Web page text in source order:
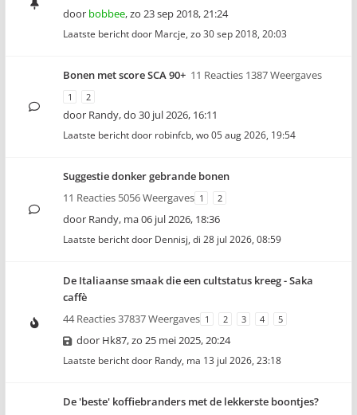
door bobbee,zo 23 sep 2018, 21:24
Laatste bericht door Marcje, zo 30 sep 2018, 20:03
Bonen met score SCA 90+ 11 Reacties 1387 Weergaves
1 2
door Randy,do 30 jul 2026, 16:11
Laatste bericht door robinfcb, wo 05 aug 2026, 19:54
Suggestie donker gebrande bonen
11 Reacties 5056 Weergaves 1 2
door Randy, ma 06 jul 2026, 18:36
Laatste bericht door Dennisj, di 28 jul 2026, 08:59
De Italiaanse smaak die een cultstatus kreeg - Saka
caffè
44 Reacties 37837 Weergaves 1 2 3 4 5
door Hk87,zo 25 mei 2025, 20:24
Laatste bericht door Randy, ma 13 jul 2026, 23:18
De 'beste' koffiebranders met de lekkerste boontjes?